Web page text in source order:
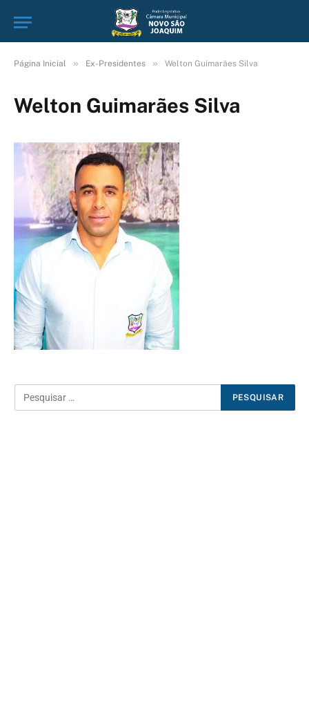
Página Inicial » Ex-Presidentes » Welton Guimarães Silva
Welton Guimarães Silva